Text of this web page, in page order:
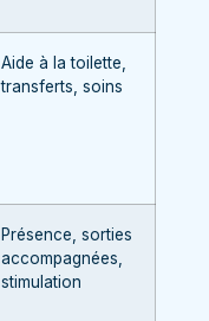
Aide à la toilette,
transferts, soins
Présence, sorties
accompagnées,
stimulation